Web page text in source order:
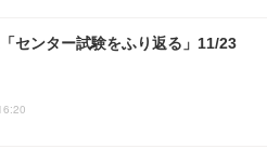
センター試験をふり返る」11/23